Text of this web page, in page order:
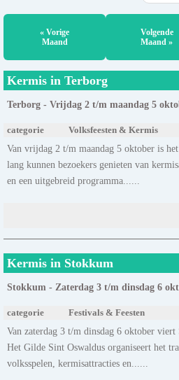
« Vorige
Maand
Volgende
Maand »
Kermis in Terborg
Terborg - Vrijdag 2 t/m maandag 5
categorie Volksfeesten & Kermis
Van vrijdag 2 t/m maandag 5 oktober is
lang kunnen bezoekers genieten van
en een uitgebreid programma......
Kermis in Stokkum
Stokkum - Zaterdag 3 t/m dinsdag 6
categorie Festivals & Feesten
Van zaterdag 3 t/m dinsdag 6 oktober
Het Gilde Sint Oswaldus organiseert het
volksspelen, kermisattracties en......